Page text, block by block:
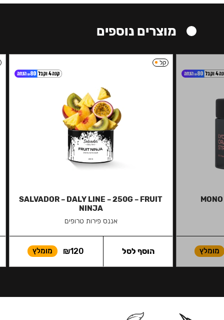
מוצרים נוספים
מומלץ
קל
SALVADOR – DALY LINE – 250G – FRUIT
NINJA
אננס פירות טרופים
₪120 מומלץ הוסף לסל